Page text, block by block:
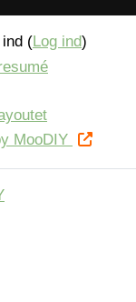
(Log ind)
MooDIY